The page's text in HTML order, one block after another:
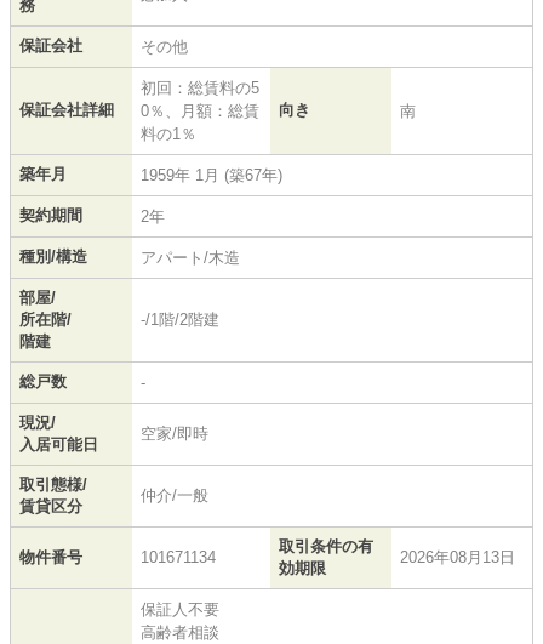
務
保証会社 その他
保証会社詳細
初回：総賃料の5
0％、月額：総賃
料の1％
向き 南
築年月 1959年 1月 (築67年)
契約期間 2年
種別/構造 アパート/木造
部屋/
所在階/
階建
-/1階/2階建
総戸数 -
現況/
入居可能日
空家/即時
取引態様/
賃貸区分
仲介/一般
物件番号 101671134
取引条件の有
効期限
2026年08月13日
保証人不要
高齢者相談